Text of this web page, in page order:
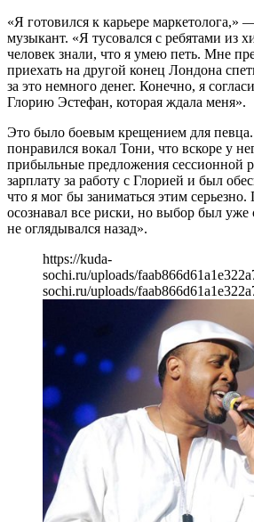
«Я готовился к карьере маркетолога,»
музыкант. «Я тусовался с ребятами из
человек знали, что я умею петь. Мне
приехать на другой конец Лондона
за это немного денег. Конечно, я
Глорию Эстефан, которая ждала меня».
Это было боевым крещением для певца.
понравился вокал Тони, что вскоре у
прибыльные предложения сессионной
зарплату за работу с Глорией и был
что я мог бы заниматься этим серьезно.
осознавал все риски, но выбор был уже
не оглядывался назад».
https://kuda-
sochi.ru/uploads/
sochi.ru/uploads/